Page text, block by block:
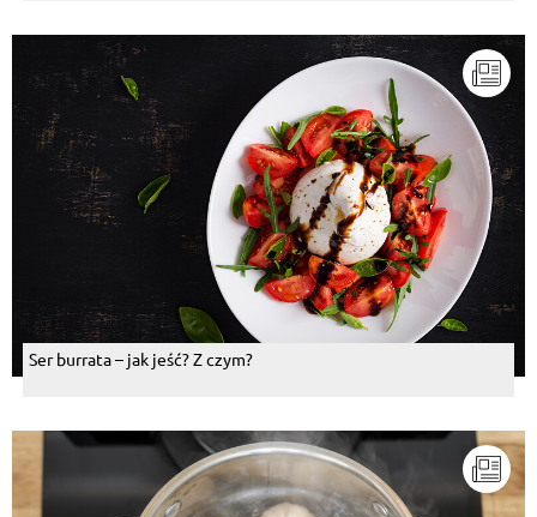
Ser burrata – jak jeść? Z czym?